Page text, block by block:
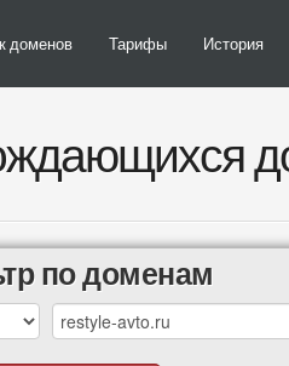
доменов Тарифы История
по доменам